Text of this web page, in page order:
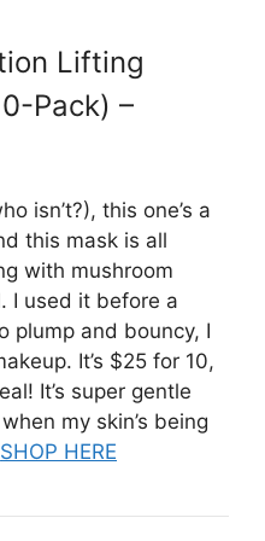
Lifting
Pack) –
isn’t?), this one’s a
this mask is all
with mushroom
I used it before a
plump and bouncy, I
It’s $25 for 10,
It’s super gentle
my skin’s being
SHOP HERE